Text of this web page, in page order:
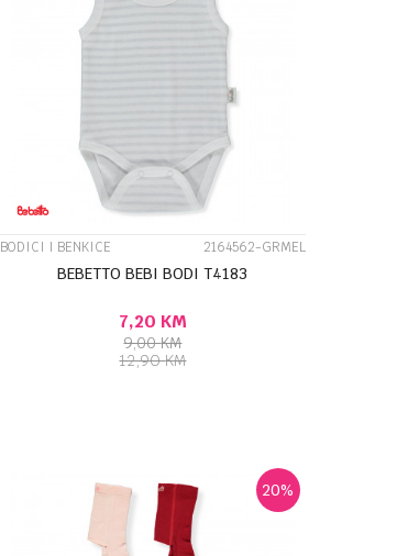
BODICI I BENKICE 2164562-GRMEL
BEBETTO BEBI BODI T4183
7,20 KM
9,00KM
12,90KM
20%